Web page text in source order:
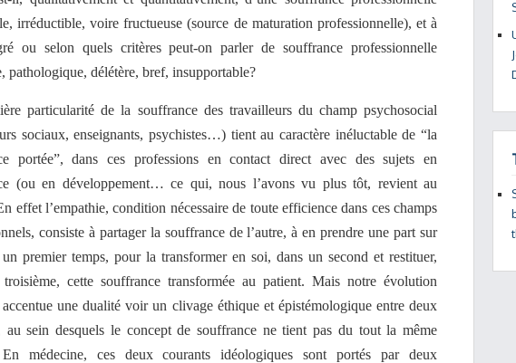
irréductible, voire fructueuse (source de maturation professionnelle), et à
ou selon quels critères peut-on parler de souffrance professionnelle
pathologique, délétère, bref, insupportable?
particularité de la souffrance des travailleurs du champ psychosocial
sociaux, enseignants, psychistes…) tient au caractère inéluctable de “la
portée”, dans ces professions en contact direct avec des sujets en
(ou en développement… ce qui, nous l’avons vu plus tôt, revient au
effet l’empathie, condition nécessaire de toute efficience dans ces champs
consiste à partager la souffrance de l’autre, à en prendre une part sur
premier temps, pour la transformer en soi, dans un second et restituer,
cette souffrance transformée au patient. Mais notre évolution
accentue une dualité voir un clivage éthique et épistémologique entre deux
au sein desquels le concept de souffrance ne tient pas du tout la même
médecine, ces deux courants idéologiques sont portés par deux